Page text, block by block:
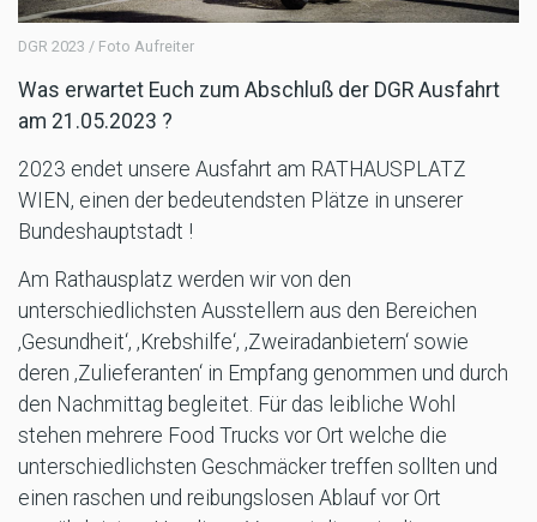
DGR 2023 / Foto Aufreiter
Was erwartet Euch zum Abschluß der DGR Ausfahrt
am 21.05.2023 ?
2023 endet unsere Ausfahrt am RATHAUSPLATZ
WIEN, einen der bedeutendsten Plätze in unserer
Bundeshauptstadt !
Am Rathausplatz werden wir von den
unterschiedlichsten Ausstellern aus den Bereichen
‚Gesundheit‘, ‚Krebshilfe‘, ‚Zweiradanbietern‘ sowie
deren ‚Zulieferanten‘ in Empfang genommen und durch
den Nachmittag begleitet. Für das leibliche Wohl
stehen mehrere Food Trucks vor Ort welche die
unterschiedlichsten Geschmäcker treffen sollten und
einen raschen und reibungslosen Ablauf vor Ort